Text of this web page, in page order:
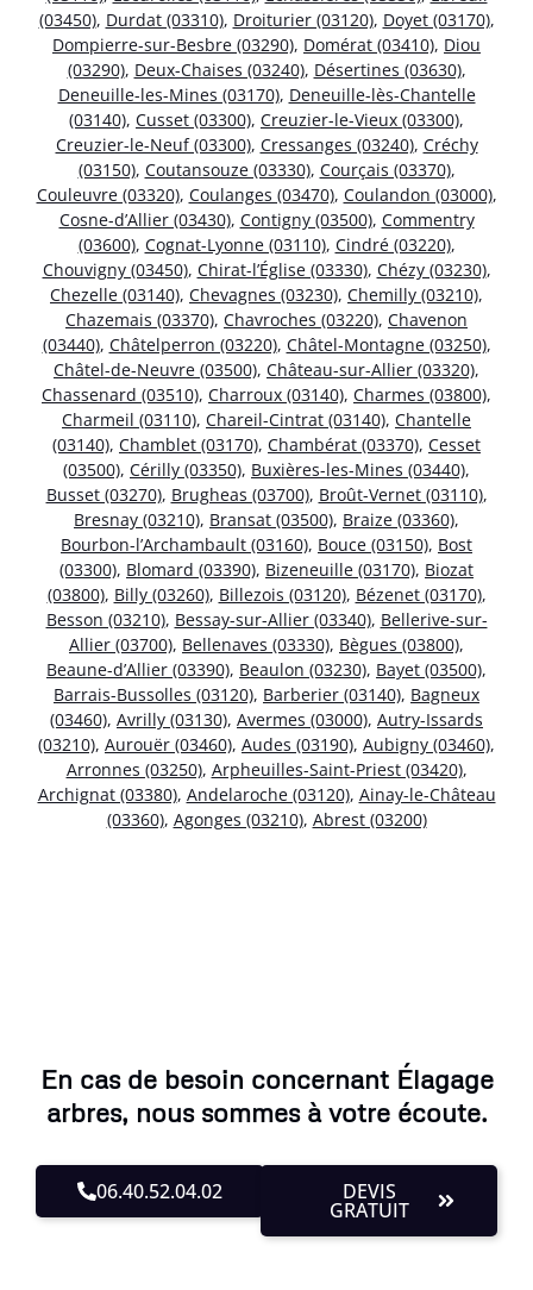
(03450), Durdat (03310), Droiturier (03120), Doyet (03170),
Dompierre-sur-Besbre (03290), Domérat (03410), Diou
(03290), Deux-Chaises (03240), Désertines (03630),
Deneuille-les-Mines (03170), Deneuille-lès-Chantelle
(03140), Cusset (03300), Creuzier-le-Vieux (03300),
Creuzier-le-Neuf (03300), Cressanges (03240), Créchy
(03150), Coutansouze (03330), Courçais (03370),
Couleuvre (03320), Coulanges (03470), Coulandon (03000),
Cosne-d’Allier (03430), Contigny (03500), Commentry
(03600), Cognat-Lyonne (03110), Cindré (03220),
Chouvigny (03450), Chirat-l’Église (03330), Chézy (03230),
Chezelle (03140), Chevagnes (03230), Chemilly (03210),
Chazemais (03370), Chavroches (03220), Chavenon
(03440), Châtelperron (03220), Châtel-Montagne (03250),
Châtel-de-Neuvre (03500), Château-sur-Allier (03320),
Chassenard (03510), Charroux (03140), Charmes (03800),
Charmeil (03110), Chareil-Cintrat (03140), Chantelle
(03140), Chamblet (03170), Chambérat (03370), Cesset
(03500), Cérilly (03350), Buxières-les-Mines (03440),
Busset (03270), Brugheas (03700), Broût-Vernet (03110),
Bresnay (03210), Bransat (03500), Braize (03360),
Bourbon-l’Archambault (03160), Bouce (03150), Bost
(03300), Blomard (03390), Bizeneuille (03170), Biozat
(03800), Billy (03260), Billezois (03120), Bézenet (03170),
Besson (03210), Bessay-sur-Allier (03340), Bellerive-sur-
Allier (03700), Bellenaves (03330), Bègues (03800),
Beaune-d’Allier (03390), Beaulon (03230), Bayet (03500),
Barrais-Bussolles (03120), Barberier (03140), Bagneux
(03460), Avrilly (03130), Avermes (03000), Autry-Issards
(03210), Aurouër (03460), Audes (03190), Aubigny (03460),
Arronnes (03250), Arpheuilles-Saint-Priest (03420),
Archignat (03380), Andelaroche (03120), Ainay-le-Château
(03360), Agonges (03210), Abrest (03200)
En cas de besoin concernant Élagage
arbres, nous sommes à votre écoute.
06.40.52.04.02 DEVIS
GRATUIT